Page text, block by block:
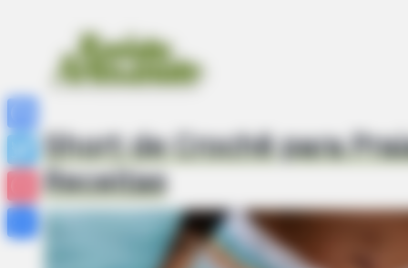
Short de Crochê para
Receitas
Facebook
Pinterest